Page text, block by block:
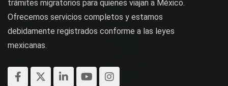
trámites migratorios para quienes viajan a México.
Ofrecemos servicios completos y estamos
debidamente registrados conforme a las leyes
mexicanas.